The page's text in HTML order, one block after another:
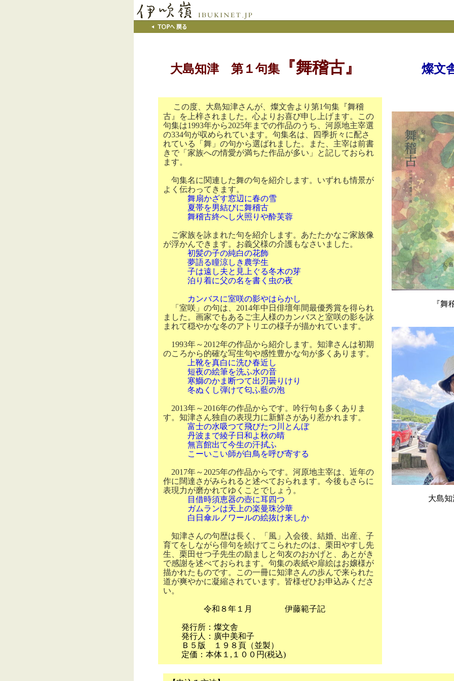
大島知津 第１句集 『舞稽古』 燦文
この度、大島知津さんが、燦文舎より第1句集『舞稽
古』を上梓されました。心よりお喜び申し上げます。この
句集は1993年から2025年までの作品のうち、河原地主宰選
の334句が収められています。句集名は、四季折々に配さ
れている「舞」の句から選ばれました。また、主宰は前書
きで「家族への情愛が満ちた作品が多い」と記しておられ
ます。
句集名に関連した舞の句を紹介します。いずれも情景が
よく伝わってきます。
舞扇かざす窓辺に春の雪
夏帯を男結びに舞稽古
舞稽古終へし火照りや酔芙蓉
ご家族を詠まれた句を紹介します。あたたかなご家族像
が浮かんできます。お義父様の介護もなさいました。
初髪の子の純白の花飾
夢語る瞳涼しき農学生
子は遠し夫と見上ぐる冬木の芽
泊り着に父の名を書く虫の夜
カンバスに室咲の影やはらかし
「室咲」の句は、 2014年中日俳壇年間最優秀賞を得られ
ました。画家でもあるご主人様のカンバスと室咲の影を詠
まれて穏やかな冬のアトリエの様子が描かれています。
1993年～ 2012年の作品から紹介します。知津さんは初期
のころから的確な写生句や感性豊かな句が多くあります。
上靴を真白に洗ひ春近し
短夜の絵筆を洗ふ水の音
寒鰤のかま断つて出刃曇りけり
冬ぬくし弾けて匂ふ藍の泡
2013年～ 2016年の作品からです。吟行句も多くありま
す。知津さん独自の表現力に新鮮さがあり惹かれます。
富士の水吸つて飛びたつ川とんぼ
丹波まで綾子日和よ秋の晴
無言館出て今生の汗拭ふ
こーいこい師が白鳥を呼び寄する
2017年～ 2025年の作品からです。河原地主宰は、近年の
作に闊達さがみられると述べておられます。今後もさらに
表現力が磨かれてゆくことでしょう。
目借時須恵器の壺に耳四つ
ガムランは天上の楽曼珠沙華
白日傘ルノワールの絵抜け来しか
知津さんの句歴は長く、「風」入会後、結婚、出産、子
育てをしながら俳句を続けてこられたのは、栗田やすし先
生、栗田せつ子先生の励ましと句友のおかげと、あとがき
で感謝を述べておられます。句集の表紙や扉絵はお嬢様が
描かれたものです。この一冊に知津さんの歩んで来られた
道が爽やかに凝縮されています。皆様ぜひお申込みくださ
い。
令和８年１月 伊藤範子記
発行所：燦文舎
発行人：廣中美和子
Ｂ５版 １９８頁（並製）
定価：本体１,１００円(税込)
『舞
大島